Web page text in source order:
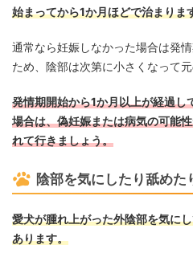
始まってから1か月ほどで治まりま
通常なら妊娠しなかった場合は発
ため、陰部は次第に小さくなって
発情期開始から1か月以上が経過し
場合は、偽妊娠または病気の可能
れて行きましょう。
陰部を気にしたり舐めた
愛犬が腫れ上がった外陰部を気に
あります。